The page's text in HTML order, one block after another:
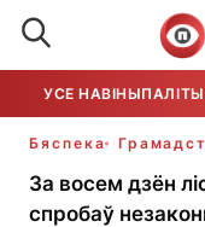
УСЕ НАВІНЫ
Бяспека
За восем дзён
спробаў